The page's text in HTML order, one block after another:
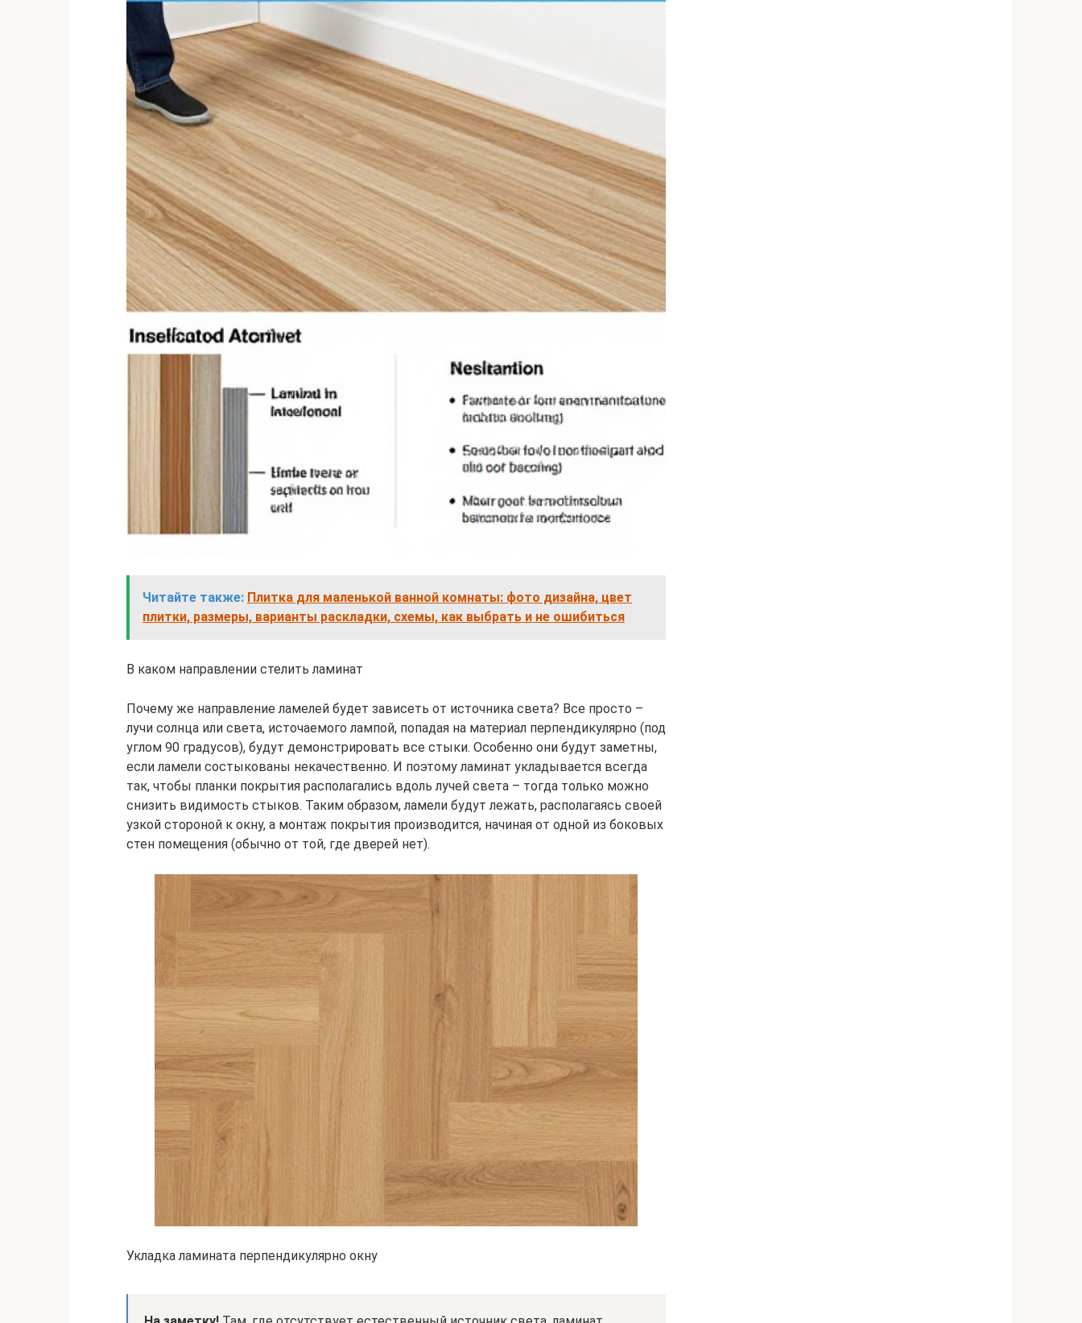
Читайте также: Плитка для маленькой ванной комнаты: фото дизайна, цвет
плитки, размеры, варианты раскладки, схемы, как выбрать и не ошибиться
В каком направлении стелить ламинат
Почему же направление ламелей будет зависеть от источника света? Все просто –
лучи солнца или света, источаемого лампой, попадая на материал перпендикулярно (под
углом 90 градусов), будут демонстрировать все стыки. Особенно они будут заметны,
если ламели состыкованы некачественно. И поэтому ламинат укладывается всегда
так, чтобы планки покрытия располагались вдоль лучей света – тогда только можно
снизить видимость стыков. Таким образом, ламели будут лежать, располагаясь своей
узкой стороной к окну, а монтаж покрытия производится, начиная от одной из боковых
стен помещения (обычно от той, где дверей нет).
Укладка ламината перпендикулярно окну